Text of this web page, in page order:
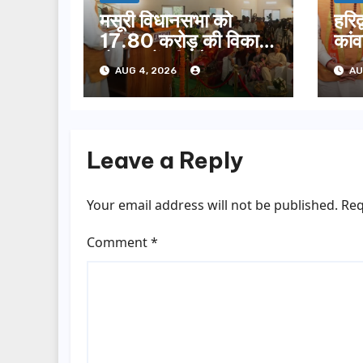
मसूरी विधानसभा को
17.80 करोड़ की विकास
योजनाओं की सौगात,
सीएम धामी ने किया
लोकार्पण-शिलान्यास.
AUG 4, 2026
Leave a Reply
Your email address will not be published.
Comment*